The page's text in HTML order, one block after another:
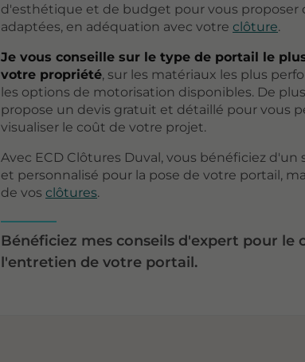
d'esthétique et de budget pour vous proposer
adaptées, en adéquation avec votre clôture.
Je vous conseille sur le type de portail le
votre propriété, sur les matériaux les plus
les options de motorisation disponibles. De
propose un devis gratuit et détaillé pour vous
visualiser le coût de votre projet.
Avec ECD Clôtures Duval, vous bénéficiez d'un
et personnalisé pour la pose de votre portail,
de vos clôtures.
Bénéficiez mes conseils d'expert pour le
l'entretien de votre portail.